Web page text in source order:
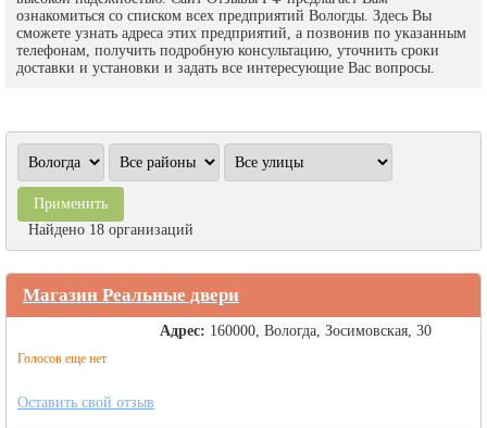
ознакомиться со списком всех предприятий Вологды. Здесь Вы
сможете узнать адреса этих предприятий, а позвонив по указанным
телефонам, получить подробную консультацию, уточнить сроки
доставки и установки и задать все интересующие Вас вопросы.
Найдено 18 организаций
Магазин Реальные двери
Голосов еще нет
Адрес: 160000, Вологда, Зосимовская, 30
Оставить свой отзыв